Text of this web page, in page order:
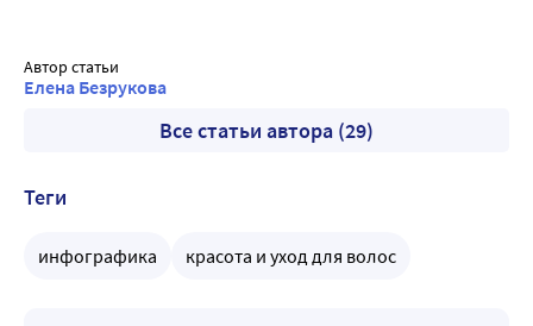
Автор статьи
Елена Безрукова
Все статьи автора (29)
Теги
инфографика красота и уход для волос